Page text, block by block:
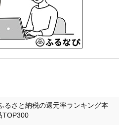
るさと納税の還元率ランキング本
TOP300